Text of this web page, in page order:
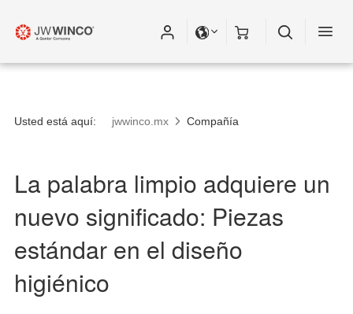
Usted está aquí: jwwinco.mx Compañía
La palabra limpio adquiere un
nuevo significado: Piezas
estándar en el diseño
higiénico